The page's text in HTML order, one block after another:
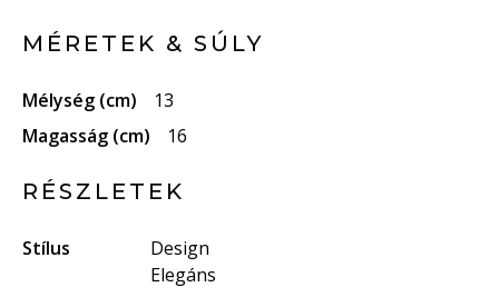
MÉRETEK & SÚLY
Mélység (cm)
13
Magasság (cm)
16
RÉSZLETEK
Stílus
Design
Elegáns